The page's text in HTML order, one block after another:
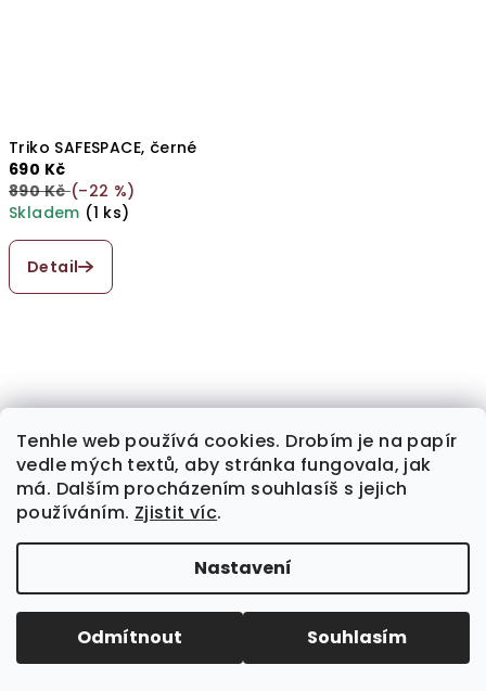
Tenhle web používá cookies. Drobím je na papír
vedle mých textů, aby stránka fungovala, jak
má. Dalším procházením souhlasíš s jejich
používáním. Zjistit víc.
Nastavení
Odmítnout Souhlasím
Triko SAFESPACE, černé
690 Kč
890 Kč (–22 %)
Skladem (1 ks)
hodnocení
produktu
je
Detail
Triko SAFESPACE, mocha